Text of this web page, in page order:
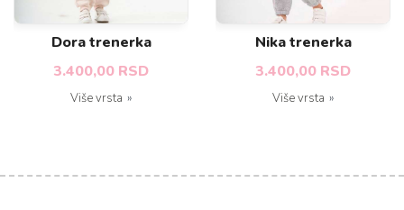
Dora trenerka
3.400,00 RSD
Više vrsta
Nika trenerka
3.400,00 RSD
Više vrsta